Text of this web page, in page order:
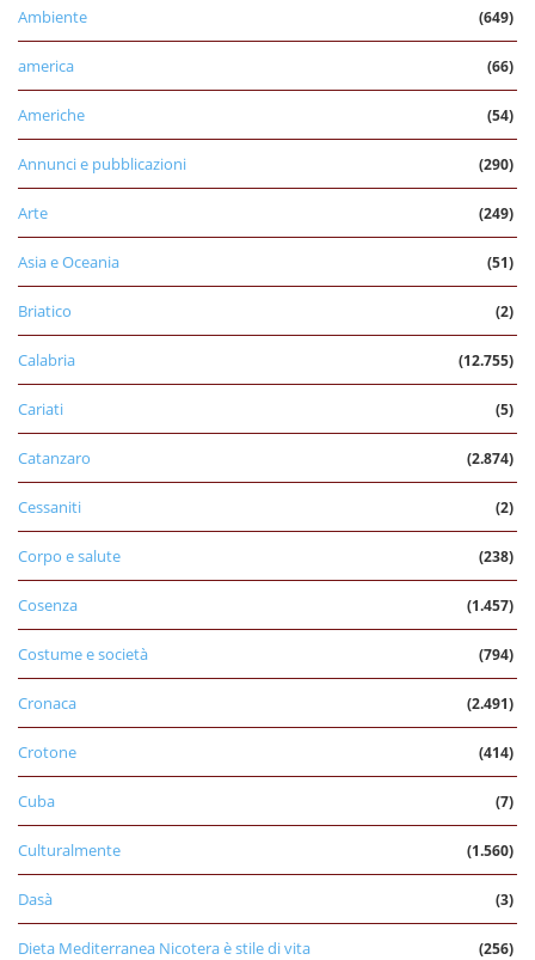
Ambiente (649)
america (66)
Americhe (54)
Annunci e pubblicazioni (290)
Arte (249)
Asia e Oceania (51)
Briatico (2)
Calabria (12.755)
Cariati (5)
Catanzaro (2.874)
Cessaniti (2)
Corpo e salute (238)
Cosenza (1.457)
Costume e società (794)
Cronaca (2.491)
Crotone (414)
Cuba (7)
Culturalmente (1.560)
Dasà (3)
Dieta Mediterranea Nicotera è stile di vita (256)